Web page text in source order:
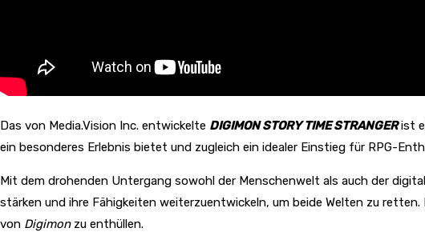
Das von Media.Vision Inc. entwickelte DIGIMON STORY TIME STRANGERist
ein besonderes Erlebnis bietet und zugleich ein idealer Einstieg für RPG-
Mit dem drohenden Untergang sowohl der Menschenwelt als auch der
stärken und ihre Fähigkeiten weiterzuentwickeln, um beide Welten zu
von Digimonzu enthüllen.